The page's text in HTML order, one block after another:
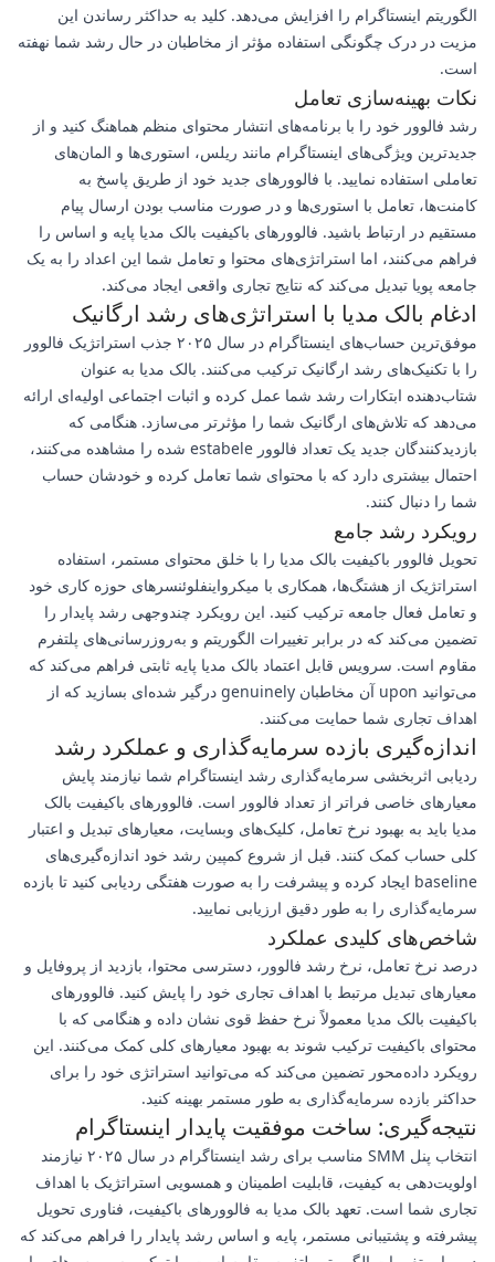
الگوریتم اینستاگرام را افزایش می‌دهد. کلید به حداکثر رساندن این
مزیت در درک چگونگی استفاده مؤثر از مخاطبان در حال رشد شما نهفته
است.
نکات بهینه‌سازی تعامل
رشد فالوور خود را با برنامه‌های انتشار محتوای منظم هماهنگ کنید و از
جدیدترین ویژگی‌های اینستاگرام مانند ریلس، استوری‌ها و المان‌های
تعاملی استفاده نمایید. با فالوورهای جدید خود از طریق پاسخ به
کامنت‌ها، تعامل با استوری‌ها و در صورت مناسب بودن ارسال پیام
مستقیم در ارتباط باشید. فالوورهای باکیفیت بالک مدیا پایه و اساس را
فراهم می‌کنند، اما استراتژی‌های محتوا و تعامل شما این اعداد را به یک
جامعه پویا تبدیل می‌کند که نتایج تجاری واقعی ایجاد می‌کند.
ادغام بالک مدیا با استراتژی‌های رشد ارگانیک
موفق‌ترین حساب‌های اینستاگرام در سال ۲۰۲۵ جذب استراتژیک فالوور
را با تکنیک‌های رشد ارگانیک ترکیب می‌کنند. بالک مدیا به عنوان
شتاب‌دهنده ابتکارات رشد شما عمل کرده و اثبات اجتماعی اولیه‌ای ارائه
می‌دهد که تلاش‌های ارگانیک شما را مؤثرتر می‌سازد. هنگامی که
بازدیدکنندگان جدید یک تعداد فالوور estabele شده را مشاهده می‌کنند،
احتمال بیشتری دارد که با محتوای شما تعامل کرده و خودشان حساب
شما را دنبال کنند.
رویکرد رشد جامع
تحویل فالوور باکیفیت بالک مدیا را با خلق محتوای مستمر، استفاده
استراتژیک از هشتگ‌ها، همکاری با میکرواینفلوئنسرهای حوزه کاری خود
و تعامل فعال جامعه ترکیب کنید. این رویکرد چندوجهی رشد پایدار را
تضمین می‌کند که در برابر تغییرات الگوریتم و به‌روزرسانی‌های پلتفرم
مقاوم است. سرویس قابل اعتماد بالک مدیا پایه ثابتی فراهم می‌کند که
می‌توانید upon آن مخاطبان genuinely درگیر شده‌ای بسازید که از
اهداف تجاری شما حمایت می‌کنند.
اندازه‌گیری بازده سرمایه‌گذاری و عملکرد رشد
ردیابی اثربخشی سرمایه‌گذاری رشد اینستاگرام شما نیازمند پایش
معیارهای خاصی فراتر از تعداد فالوور است. فالوورهای باکیفیت بالک
مدیا باید به بهبود نرخ تعامل، کلیک‌های وبسایت، معیارهای تبدیل و اعتبار
کلی حساب کمک کنند. قبل از شروع کمپین رشد خود اندازه‌گیری‌های
baseline ایجاد کرده و پیشرفت را به صورت هفتگی ردیابی کنید تا بازده
سرمایه‌گذاری را به طور دقیق ارزیابی نمایید.
شاخص‌های کلیدی عملکرد
درصد نرخ تعامل، نرخ رشد فالوور، دسترسی محتوا، بازدید از پروفایل و
معیارهای تبدیل مرتبط با اهداف تجاری خود را پایش کنید. فالوورهای
باکیفیت بالک مدیا معمولاً نرخ حفظ قوی نشان داده و هنگامی که با
محتوای باکیفیت ترکیب شوند به بهبود معیارهای کلی کمک می‌کنند. این
رویکرد داده‌محور تضمین می‌کند که می‌توانید استراتژی خود را برای
حداکثر بازده سرمایه‌گذاری به طور مستمر بهینه کنید.
نتیجه‌گیری: ساخت موفقیت پایدار اینستاگرام
انتخاب پنل SMM مناسب برای رشد اینستاگرام در سال ۲۰۲۵ نیازمند
اولویت‌دهی به کیفیت، قابلیت اطمینان و همسویی استراتژیک با اهداف
تجاری شما است. تعهد بالک مدیا به فالوورهای باکیفیت، فناوری تحویل
پیشرفته و پشتیبانی مستمر، پایه و اساس رشد پایدار را فراهم می‌کند که